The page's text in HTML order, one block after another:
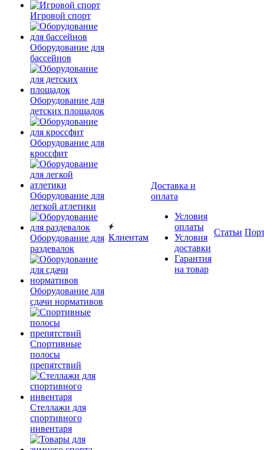
Игровой спорт
Оборудование для
бассейнов
Оборудование для
детских площадок
Оборудование для
кроссфит
Оборудование для
легкой атлетики
Оборудование для
раздевалок
Оборудование для
сдачи нормативов
Спортивные
полосы
препятствий
Стеллажи для
спортивного
инвентаря
Клиентам
Доставка и
оплата
Условия
оплаты
Условия
доставки
Гарантия
на товар
Статьи